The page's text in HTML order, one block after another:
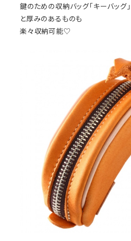
鍵のための収納バッグ「キーバッグ
と厚みのあるものも
楽々収納可能♡